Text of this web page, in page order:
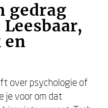
gedrag
over psychologie of
je voor om dat